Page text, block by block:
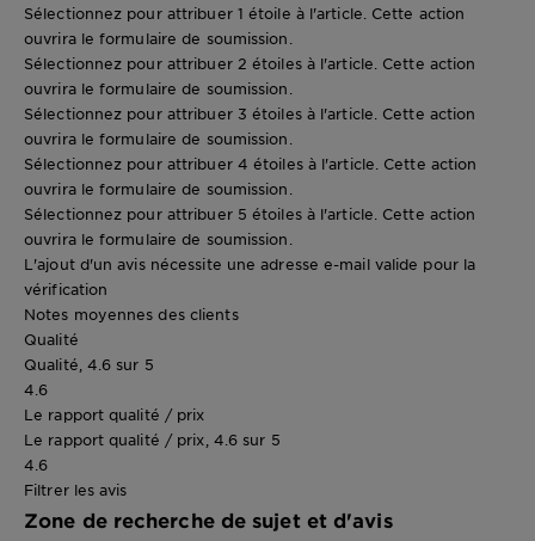
Sélectionnez pour attribuer 1 étoile à l'article. Cette action
ouvrira le formulaire de soumission.
Sélectionnez pour attribuer 2 étoiles à l'article. Cette action
ouvrira le formulaire de soumission.
Sélectionnez pour attribuer 3 étoiles à l'article. Cette action
ouvrira le formulaire de soumission.
Sélectionnez pour attribuer 4 étoiles à l'article. Cette action
ouvrira le formulaire de soumission.
Sélectionnez pour attribuer 5 étoiles à l'article. Cette action
ouvrira le formulaire de soumission.
L'ajout d'un avis nécessite une adresse e-mail valide pour la
vérification
Notes moyennes des clients
Qualité
Qualité, 4.6 sur 5
4.6
Le rapport qualité / prix
Le rapport qualité / prix, 4.6 sur 5
4.6
Filtrer les avis
Zone de recherche de sujet et d'avis